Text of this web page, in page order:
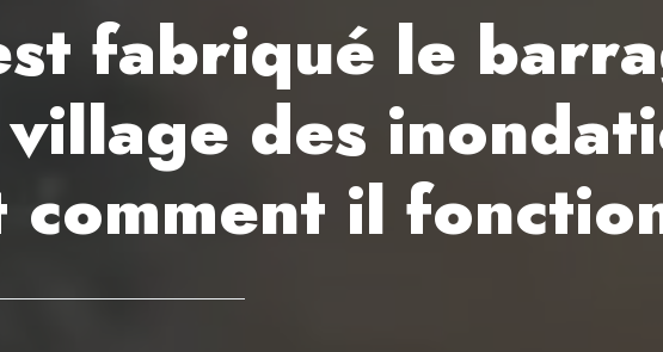
fabriqué le
des
comment il